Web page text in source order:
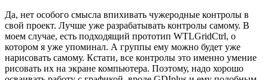
Да, нет особого смысла впихивать чужеродные контролы в
свой проект. Лучше уже разрабатывать контролы самому. В
моем случае, есть подходящий прототип WTLGridCtrl, о
котором я уже упоминал. А группы ему можно будет уже
нарисовать самому. Кстати, все контролы это именно умение
рисовать их на экране компьютера. Поэтому, надо хорошо